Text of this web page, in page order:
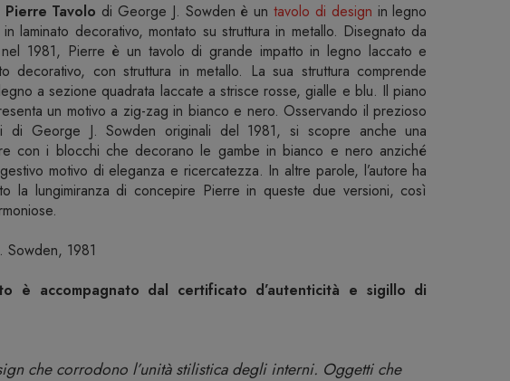
Tavolo di George J. Sowden è untavolo di design in legno
laminato decorativo, montato su struttura in metallo. Disegnato da
1981, Pierre è un tavolo di grande impatto in legno laccato e
decorativo, con struttura in metallo. La sua struttura comprende
a sezione quadrata laccate a strisce rosse, gialle e blu. Il piano
un motivo a zig-zag in bianco e nero. Osservando il prezioso
di George J. Sowden originali del 1981, si scopre anche una
con i blocchi che decorano le gambe in bianco e nero anziché
motivo di eleganza e ricercatezza. In altre parole, l’autore ha
la lungimiranza di concepire Pierre in queste due versioni, così
Sowden, 1981
è accompagnato dal certificato d’autenticità e sigillo di
che corrodono l’unità stilistica degli interni. Oggetti che